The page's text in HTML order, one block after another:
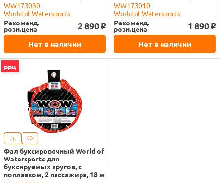
WW173030
World of Watersports
Рекоменд.
розн.цена 2 890 o
Нет в наличии
WW173010
World of Watersports
Рекоменд.
розн.цена 1 890 o
Нет в наличии
ррц
Фал буксировочный World of
Watersports для
буксируемых кругов, с
поплавком, 2 пассажира, 18 м